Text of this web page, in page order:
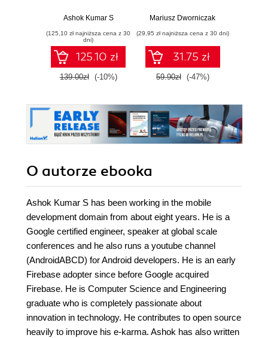
Wearables
Ashok Kumar S
(125,10 zł najniższa cena z 30
dni)
125.10 zł
139.00zł (-10%)
chmurową oraz
wykorzystaniem
Dockera
Mariusz Dworniczak
(29,95 zł najniższa cena z 30 dni)
31.75 zł
59.90zł (-47%)
O autorze ebooka
Ashok Kumar S has been working in the mobile
development domain from about eight years. He is a
Google certified engineer, speaker at global scale
conferences and he also runs a youtube channel
(AndroidABCD) for Android developers. He is an early
Firebase adopter since before Google acquired
Firebase. He is Computer Science and Engineering
graduate who is completely passionate about
innovation in technology. He contributes to open source
heavily to improve his e-karma. Ashok has also written